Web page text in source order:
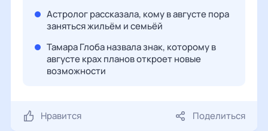
Астролог рассказала, кому в августе пора
заняться жильём и семьёй
Тамара Глоба назвала знак, которому в
августе крах планов откроет новые
возможности
Нравится Поделиться